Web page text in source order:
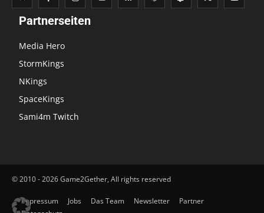
Partnerseiten
Media Hero
StormKings
NKings
SpaceKings
Sami4m Twitch
© 2010 - 2026 Game2Gether, All rights reserved
Impressum Jobs Das Team Newsletter
Partner